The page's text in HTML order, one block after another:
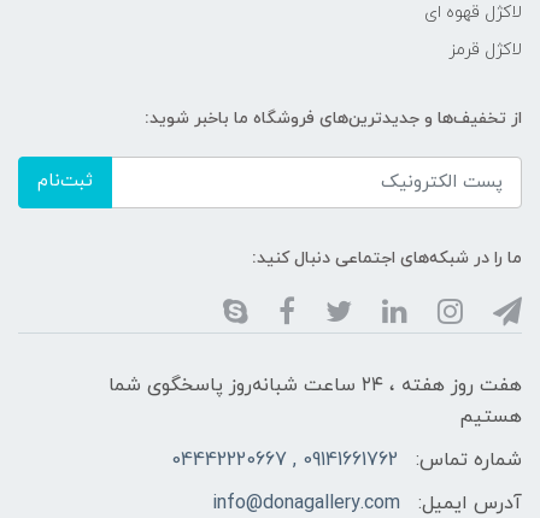
لاکژل قهوه ای
لاکژل قرمز
از تخفیف‌ها و جدیدترین‌های فروشگاه ما باخبر شوید:
ثبت‌نام
ما را در شبکه‌های اجتماعی دنبال کنید:
هفت روز هفته ، ۲۴ ساعت شبانه‌روز پاسخگوی شما
هستیم
شماره تماس:
09141661762 , 04442220667
آدرس ایمیل:
info@donagallery.com